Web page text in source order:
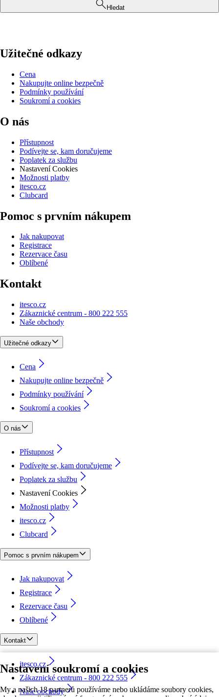
Nastavení soukromí a cookies
My a našich 18 partnerů používáme nebo ukládáme soubory cookies,
Hledat
Užitečné odkazy
Cena
Nakupujte online bezpečně
Podmínky používání
Soukromí a cookies
O nás
Přístupnost
Podívejte se, kam doručujeme
Poplatek za službu
Nastavení Cookies
Možnosti platby
itesco.cz
Clubcard
Pomoc s prvním nákupem
Jak nakupovat
Registrace
Rezervace času
Oblíbené
Kontakt
itesco.cz
Zákaznické centrum - 800 222 555
Naše obchody
Užitečné odkazy
Cena
Nakupujte online bezpečně
Podmínky používání
Soukromí a cookies
O nás
Přístupnost
Podívejte se, kam doručujeme
Poplatek za službu
Nastavení Cookies
Možnosti platby
itesco.cz
Clubcard
Pomoc s prvním nákupem
Jak nakupovat
Registrace
Rezervace času
Oblíbené
Kontakt
itesco.cz
Zákaznické centrum - 800 222 555
Naše obchody